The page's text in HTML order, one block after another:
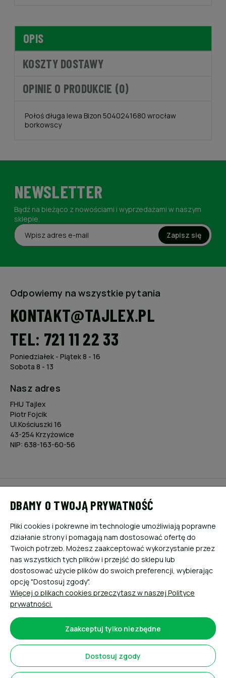
OPIS
KOSZTY DOSTAWY
OPINIE O PRODUKCIE (0)
Połoś długa lewa Bizon 5040241680 wrocław
borkowscy
NEWSLETTER
Bądź na bieżąco z nowościami i wyprzedażami w naszym
sklepie.
Zapisz się
Odpowiemy na wszystkie pytania
KONTAKT@TAJLEX.PL
TEL: 721 11 22 33
Poniedziałek - Piątek 8 - 16
Sobota 8 - 13
Nasz adres
FHU Tajlex
Piotr Fojcik
Ul.Kościuszki 16
43-254 Krzyżowice
NIP: 638-163-60-56
PŁATNOŚCI I DOSTAWA
INFORMACJE
O NAS
DBAMY O TWOJĄ PRYWATNOŚĆ
Pliki cookies i pokrewne im technologie umożliwiają poprawne
działanie strony i pomagają nam dostosować ofertę do
Twoich potrzeb. Możesz zaakceptować wykorzystanie przez
nas wszystkich tych plików i przejść do sklepu lub
dostosować użycie plików do swoich preferencji, wybierając
opcję "Dostosuj zgody".
Więcej o plikach cookies przeczytasz w naszej Polityce
prywatności.
Zaakceptuj tylko niezbędne
Dostosuj zgody